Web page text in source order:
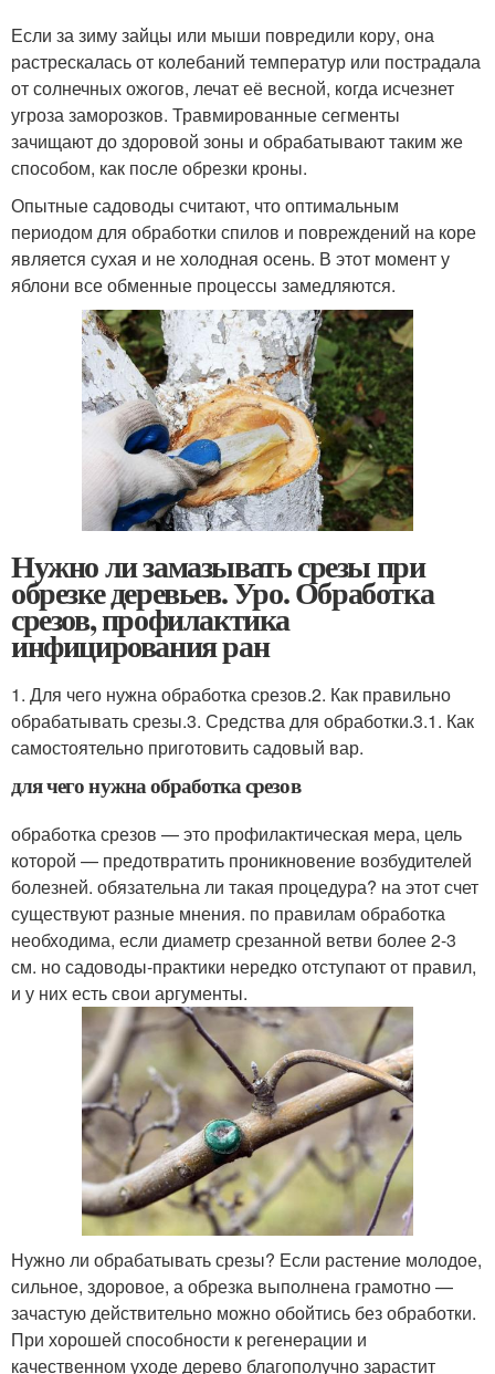
Если за зиму зайцы или мыши повредили кору, она
растрескалась от колебаний температур или пострадала
от солнечных ожогов, лечат её весной, когда исчезнет
угроза заморозков. Травмированные сегменты
зачищают до здоровой зоны и обрабатывают таким же
способом, как после обрезки кроны.
Опытные садоводы считают, что оптимальным
периодом для обработки спилов и повреждений на коре
является сухая и не холодная осень. В этот момент у
яблони все обменные процессы замедляются.
Нужно ли замазывать срезы при
обрезке деревьев. Уро. Обработка
срезов, профилактика
инфицирования ран
1. Для чего нужна обработка срезов.2. Как правильно
обрабатывать срезы.3. Средства для обработки.3.1. Как
самостоятельно приготовить садовый вар.
для чего нужна обработка срезов
обработка срезов — это профилактическая мера, цель
которой — предотвратить проникновение возбудителей
болезней. обязательна ли такая процедура? на этот счет
существуют разные мнения. по правилам обработка
необходима, если диаметр срезанной ветви более 2-3
см. но садоводы-практики нередко отступают от правил,
и у них есть свои аргументы.
Нужно ли обрабатывать срезы? Если растение молодое,
сильное, здоровое, а обрезка выполнена грамотно —
зачастую действительно можно обойтись без обработки.
При хорошей способности к регенерации и
качественном уходе дерево благополучно зарастит